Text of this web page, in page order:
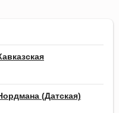
(Датская)